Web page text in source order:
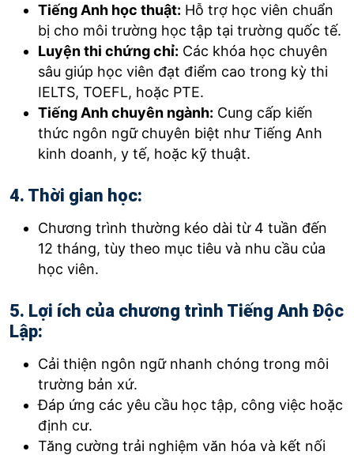
Tiếng Anh học thuật: Hỗ trợ học viên chuẩn
bị cho môi trường học tập tại trường quốc tế.
Luyện thi chứng chỉ: Các khóa học chuyên
sâu giúp học viên đạt điểm cao trong kỳ thi
IELTS, TOEFL, hoặc PTE.
Tiếng Anh chuyên ngành: Cung cấp kiến
thức ngôn ngữ chuyên biệt như Tiếng Anh
kinh doanh, y tế, hoặc kỹ thuật.
4. Thời gian học:
Chương trình thường kéo dài từ 4 tuần đến
12 tháng, tùy theo mục tiêu và nhu cầu của
học viên.
5. Lợi ích của chương trình Tiếng Anh Độc
Lập:
Cải thiện ngôn ngữ nhanh chóng trong môi
trường bản xứ.
Đáp ứng các yêu cầu học tập, công việc hoặc
định cư.
Tăng cường trải nghiệm văn hóa và kết nối